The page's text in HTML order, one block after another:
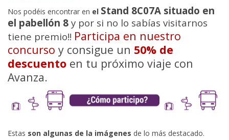
Nos podéis encontrar en el Stand 8C07A situado en
el pabellón 8 y por si no lo sabías visitarnos
tiene premio!! Participa en nuestro
concurso y consigue un 50% de
descuento en tu próximo viaje con
Avanza.
Estas son algunas de la imágenes de lo más destacado.